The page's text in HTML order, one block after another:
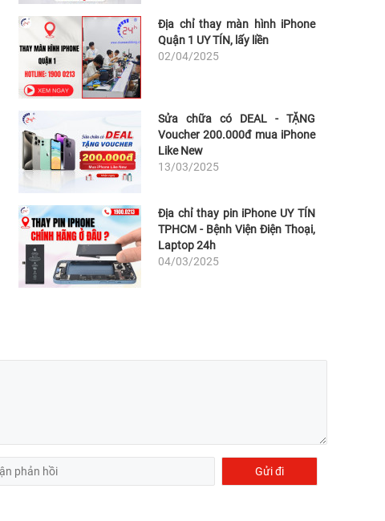
Địa chỉ thay màn hình iPhone
Quận 1 UY TÍN, lấy liền
02/04/2025
Sửa chữa có DEAL - TẶNG
Voucher 200.000đ mua iPhone
Like New
13/03/2025
Địa chỉ thay pin iPhone UY TÍN
TPHCM - Bệnh Viện Điện Thoại,
Laptop 24h
04/03/2025